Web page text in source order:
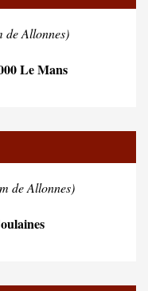
de Allonnes)
Le Mans
de Allonnes)